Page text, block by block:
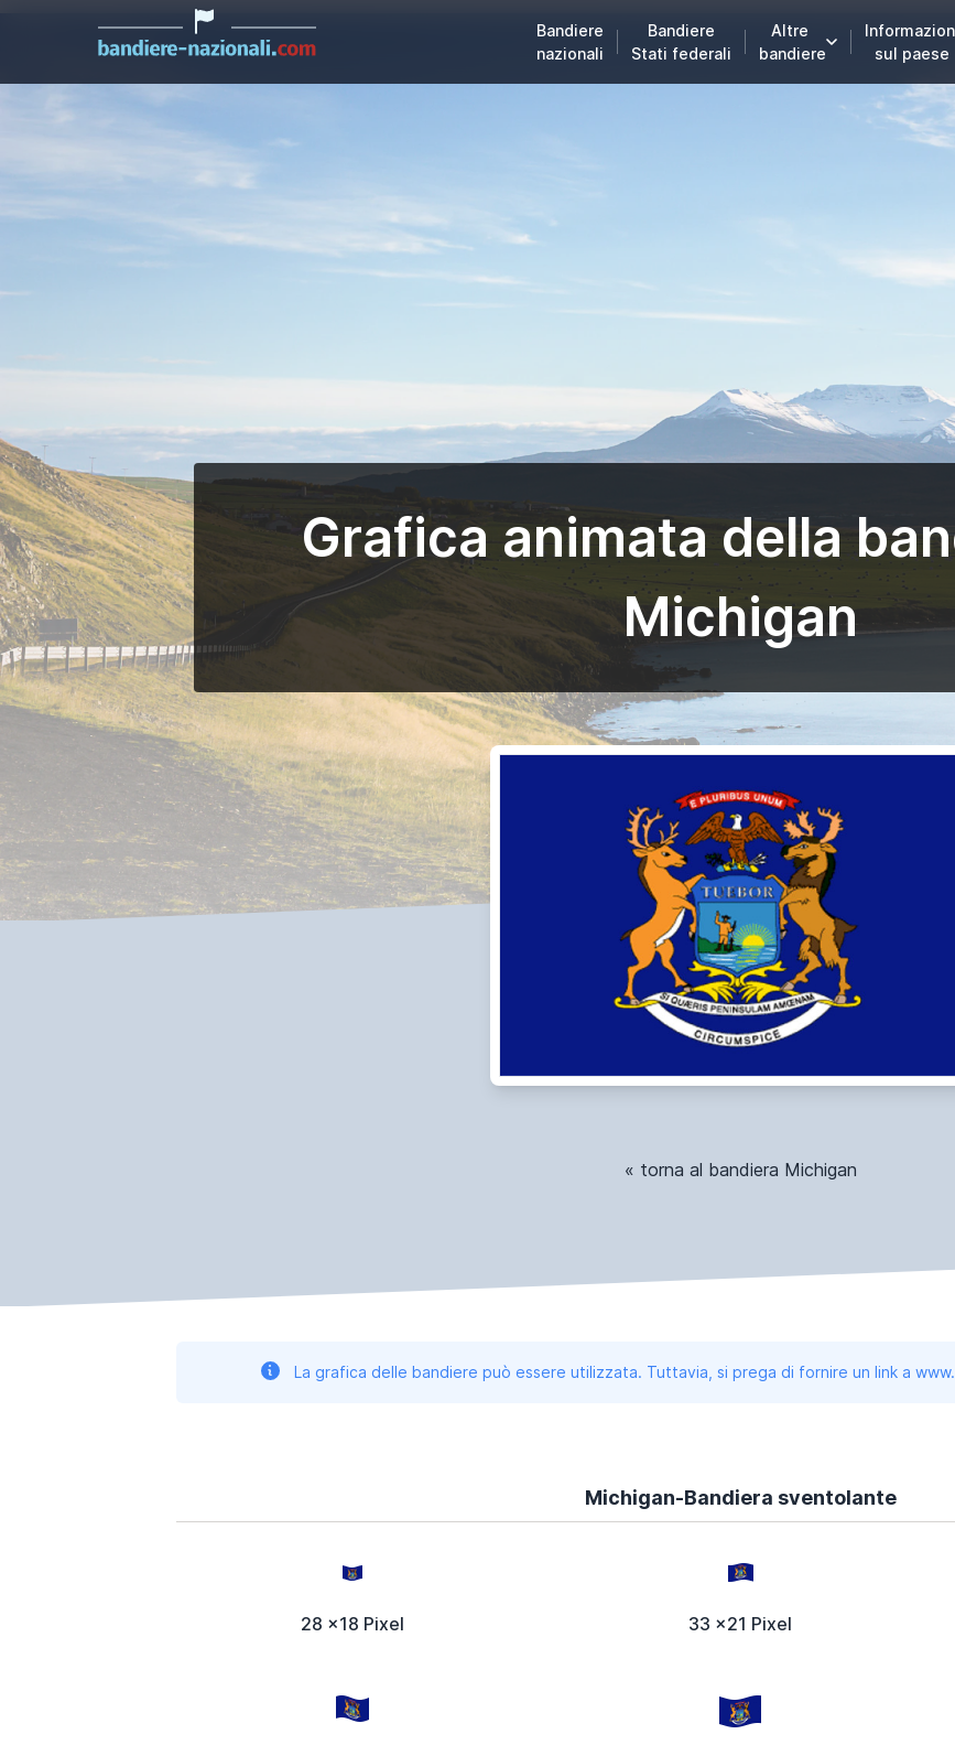
Bandiere
nazionali
Bandiere
Stati federali
Altre
bandiere
sul paese
Grafica animata della
Michigan
« torna al bandiera Michigan
La grafica delle bandiere può essere utilizzata. Tuttavia, si prega di fornire un link a
Michigan-Bandiera sventolante
28 x18 Pixel 33 x21 Pixel